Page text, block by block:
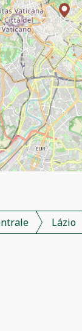
Lázio